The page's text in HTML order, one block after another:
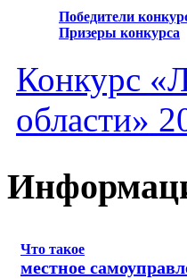
Победители
Призеры конкурса
Конкурс
области»
Что такое
местное